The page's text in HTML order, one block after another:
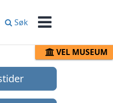
Søk
VEL MUSEUM